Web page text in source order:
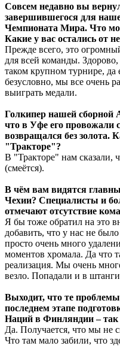
Совсем недавно вы
завершившегося для
Чемпионата Мира. Что
Какие у вас остались от
Прежде всего, это
для всей команды. Здорово,
таком крупном турнире,
безусловно, мы все очень
выиграть медали.
Голкипер нашей сборной
что в Уфе его провожали
возвращался без золота.
"Тракторе"?
В "Тракторе" нам сказали,
(смеётся).
В чём вам видятся
Чехии? Специалисты и
отмечают отсутствие
Я бы тоже обратил на это
добавить, что у нас не
просто очень много
моментов хромала. Да что
реализация. Мы очень
везло. Попадали и в
Выходит, что те
последнем этапе
Наций в Финляндии – так
Да. Получается, что мы не
Что там мало забили, что